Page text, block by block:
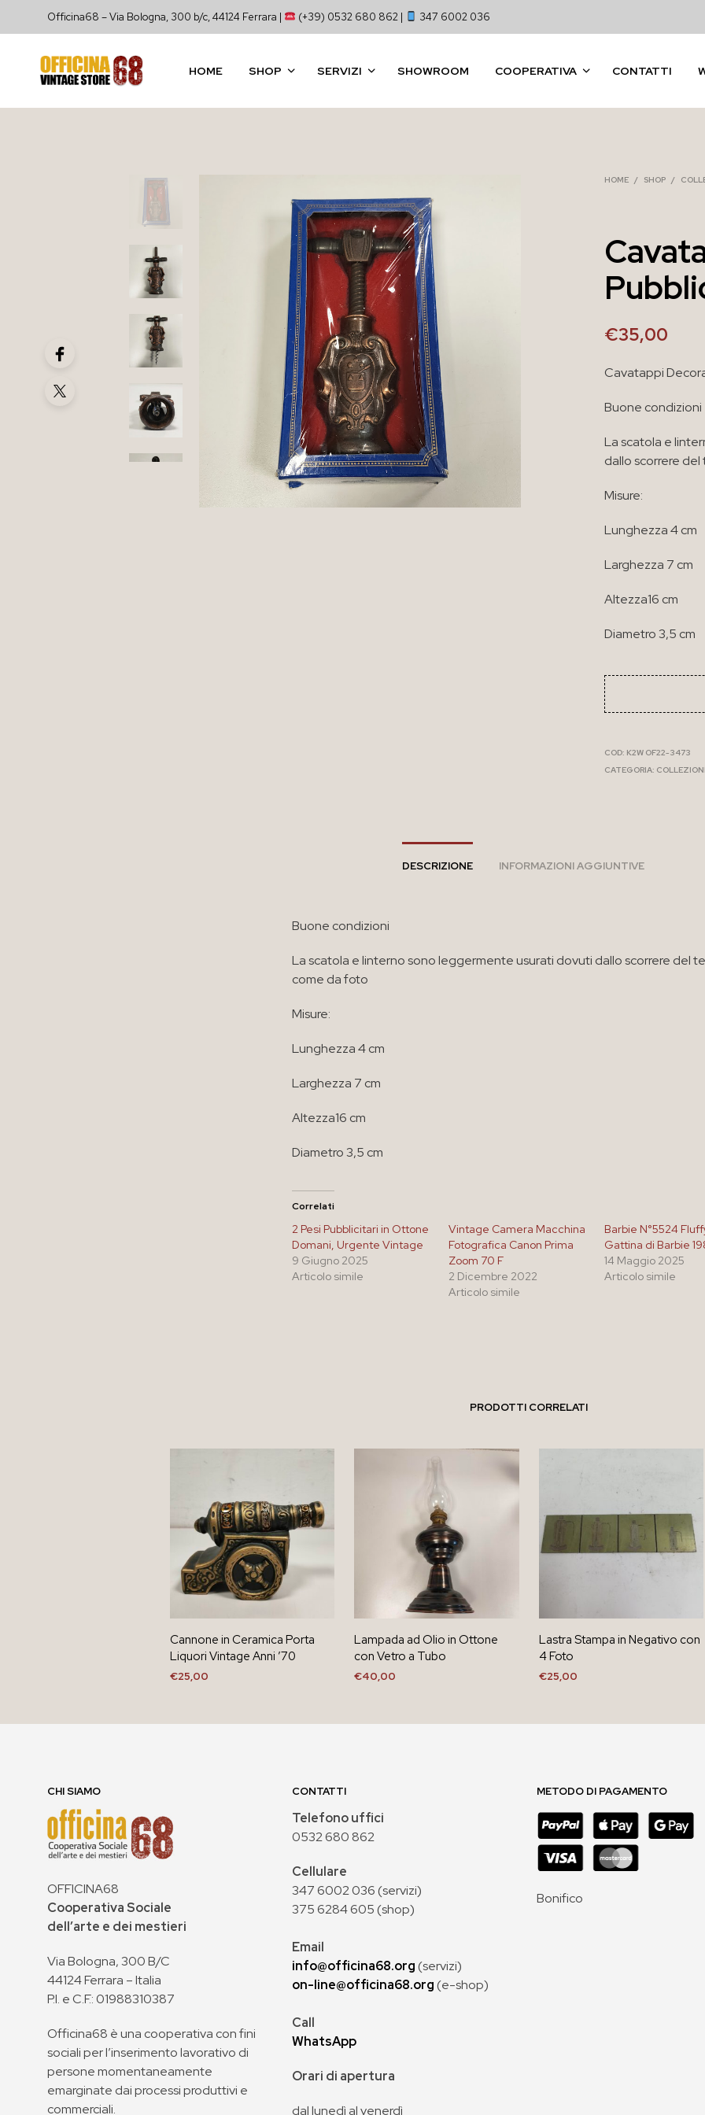
Officina68 – Via Bologna, 300 b/c, 44124 Ferrara | (+39) 0532 680 862 | 347 6002 036
HOME SHOP SERVIZI SHOWROOM COOPERATIVA CONTATTI
HOME / SHOP /
€35,00
Cavatappi
Buone condizioni
La scatola e
dallo scorrere
Misure:
Lunghezza 4 cm
Larghezza 7 cm
Altezza16 cm
Diametro 3,5 cm
COD: K2W OF22-3473
CATEGORIA:
DESCRIZIONE INFORMAZIONI AGGIUNTIVE
Buone condizioni
La scatola e linterno sono leggermente usurati dovuti dallo scorrere del
come da foto
Misure:
Lunghezza 4 cm
Larghezza 7 cm
Altezza16 cm
Diametro 3,5 cm
Correlati
2 Pesi Pubblicitari in Ottone
Domani, Urgente Vintage
9 Giugno 2025
Articolo simile
Vintage Camera Macchina
Fotografica Canon Prima
Zoom 70 F
2 Dicembre 2022
Articolo simile
Barbie N°5524
Gattina di Barbie
14 Maggio 2025
Articolo simile
PRODOTTI CORRELATI
Cannone in Ceramica Porta
Liquori Vintage Anni ’70
€25,00
Lampada ad Olio in Ottone
con Vetro a Tubo
€40,00
Lastra Stampa in Negativo con
4 Foto
€25,00
CHI SIAMO
OFFICINA68
Cooperativa Sociale
dell’arte e dei mestieri
Via Bologna, 300 B/C
44124 Ferrara – Italia
P.I. e C.F.: 01988310387
Officina68 è una cooperativa con fini
sociali per l’inserimento lavorativo di
persone momentaneamente
emarginate dai processi produttivi e
commerciali.
CONTATTI
Telefono uffici
0532 680 862
Cellulare
347 6002 036 (servizi)
375 6284 605 (shop)
Email
info@officina68.org(servizi)
on-line@officina68.org(e-shop)
Call
WhatsApp
Orari di apertura
dal lunedì al venerdì
METODO DI PAGAMENTO
Bonifico